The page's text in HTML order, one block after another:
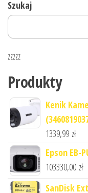
Szukaj
zzzzz
Produkty
Kenik
1339,99 zł
Epson EB-
103330,00 zł
SanDisk